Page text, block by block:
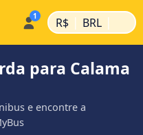
R$ | BRL |
para Calama
e encontre a